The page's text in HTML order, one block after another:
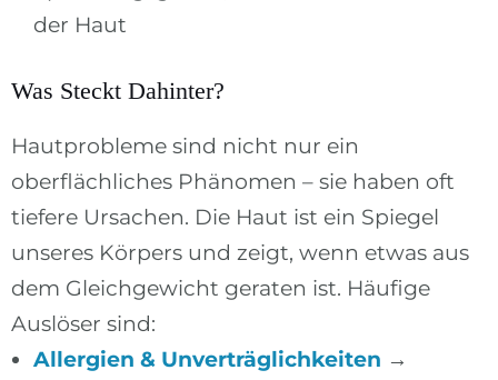
der Haut
Was Steckt Dahinter?
Hautprobleme sind nicht nur ein
oberflächliches Phänomen – sie haben oft
tiefere Ursachen. Die Haut ist ein Spiegel
unseres Körpers und zeigt, wenn etwas aus
dem Gleichgewicht geraten ist. Häufige
Auslöser sind:
Allergien & Unverträglichkeiten →